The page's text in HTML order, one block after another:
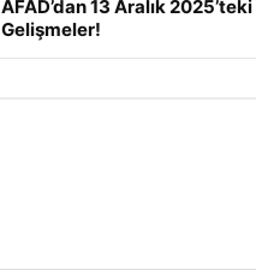
AFAD’dan 13 Aralık
Gelişmeler!